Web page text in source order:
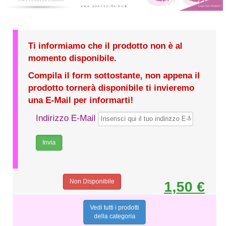
Ti informiamo che il prodotto non è al
momento disponibile.
Compila il form sottostante, non appena il
prodotto tornerà disponibile ti invieremo
una E-Mail per informarti!
Indirizzo E-Mail
1,50 €
Non Disponibile
Vedi tutti i prodotti
della categoria